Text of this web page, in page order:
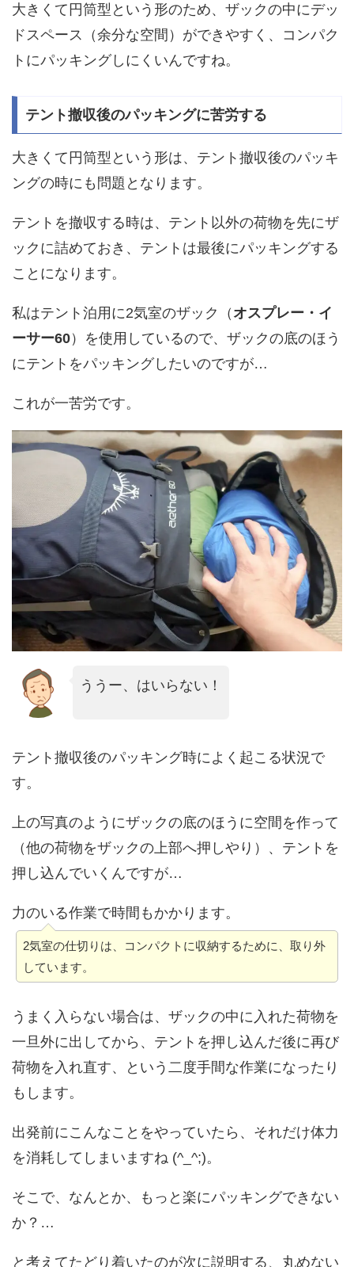
大きくて円筒型という形のため、ザックの中にデッ
ドスペース（余分な空間）ができやすく、コンパク
トにパッキングしにくいんですね。
テント撤収後のパッキングに苦労する
大きくて円筒型という形は、テント撤収後のパッキ
ングの時にも問題となります。
テントを撤収する時は、テント以外の荷物を先にザ
ックに詰めておき、テントは最後にパッキングする
ことになります。
私はテント泊用に2気室のザック（ オスプレー・イ
ーサー60）を使用しているので、ザックの底のほう
にテントをパッキングしたいのですが…
これが一苦労です。
ううー、はいらない！
テント撤収後のパッキング時によく起こる状況で
す。
上の写真のようにザックの底のほうに空間を作って
（他の荷物をザックの上部へ押しやり）、テントを
押し込んでいくんですが…
力のいる作業で時間もかかります。
2気室の仕切りは、コンパクトに収納するために、取り外
しています。
うまく入らない場合は、ザックの中に入れた荷物を
一旦外に出してから、テントを押し込んだ後に再び
荷物を入れ直す、という二度手間な作業になったり
もします。
出発前にこんなことをやっていたら、それだけ体力
を消耗してしまいますね (^_^;)。
そこで、なんとか、もっと楽にパッキングできない
か？…
と考えてたどり着いたのが次に説明する、丸めない